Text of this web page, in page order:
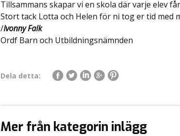
Tillsammans skapar vi en skola där varje elev
Stort tack Lotta och Helen för ni tog er tid med
/Ivonny Falk
Ordf Barn och Utbildningsnämnden
Dela detta:
Mer från kategorin inlägg